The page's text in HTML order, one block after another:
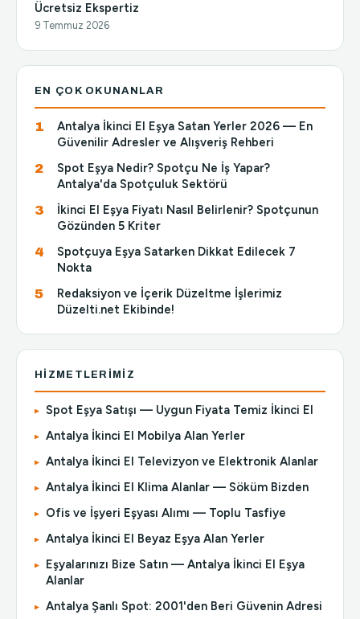
Ücretsiz Ekspertiz
9 Temmuz 2026
EN ÇOK OKUNANLAR
Antalya İkinci El Eşya Satan Yerler 2026 — En
Güvenilir Adresler ve Alışveriş Rehberi
Spot Eşya Nedir? Spotçu Ne İş Yapar?
Antalya'da Spotçuluk Sektörü
İkinci El Eşya Fiyatı Nasıl Belirlenir? Spotçunun
Gözünden 5 Kriter
Spotçuya Eşya Satarken Dikkat Edilecek 7
Nokta
Redaksiyon ve İçerik Düzeltme İşlerimiz
Düzelti.net Ekibinde!
HIZMETLERIMIZ
Spot Eşya Satışı — Uygun Fiyata Temiz İkinci El
Antalya İkinci El Mobilya Alan Yerler
Antalya İkinci El Televizyon ve Elektronik Alanlar
Antalya İkinci El Klima Alanlar — Söküm Bizden
Ofis ve İşyeri Eşyası Alımı — Toplu Tasfiye
Antalya İkinci El Beyaz Eşya Alan Yerler
Eşyalarınızı Bize Satın — Antalya İkinci El Eşya
Alanlar
Antalya Şanlı Spot: 2001'den Beri Güvenin Adresi